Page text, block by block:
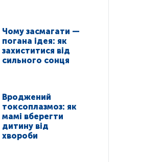
Чому засмагати —
погана ідея: як
захиститися від
сильного сонця
Вроджений
токсоплазмоз: як
мамі вберегти
дитину від
хвороби